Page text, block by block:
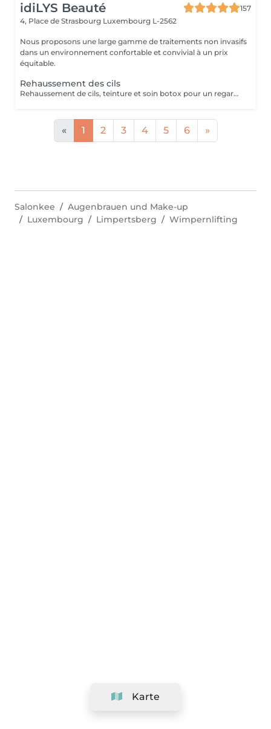
idiLYS Beauté
157
4, Place de Strasbourg Luxembourg L-2562
Nous proposons une large gamme de traitements non invasifs
dans un environnement confortable et convivial à un prix
équitable.
Rehaussement des cils
Rehaussement de cils, teinture et soin botox pour un regard sublimé.
« 1 2 3 4 5 6 »
Karte
Salonkee
Augenbrauen und Make-up
Luxembourg
Limpertsberg Wimpernlifting